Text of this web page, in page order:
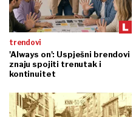
trendovi
'Always on': Uspješni brendovi
znaju spojiti trenutak i
kontinuitet